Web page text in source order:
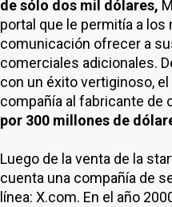
de sólo dos mil dólares,
portal que le permitía a los
comunicación ofrecer a
comerciales adicionales.
con un éxito vertiginoso,
compañía al fabricante de
por 300 millones de
Luego de la venta de la
cuenta una compañía de
línea: X.com. En el año